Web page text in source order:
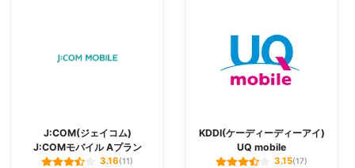
J:COM(ジェイコム)
J:COMモバイル Aプラン
3.16(11)
KDDI(ケーディーディーアイ)
UQ mobile
3.15(17)